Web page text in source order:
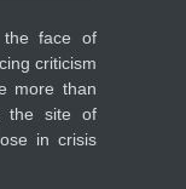
the face of
criticism
more than
the site of
in crisis